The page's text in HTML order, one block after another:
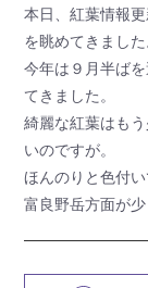
本日、紅葉情報
を眺めてきました
今年は９月半ば
てきました。
綺麗な紅葉はも
いのですが。
ほんのりと色付い
富良野岳方面が